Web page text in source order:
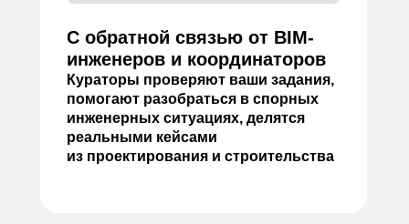
С обратной связью от BIM-
инженеров и координаторов
Кураторы проверяют ваши задания,
помогают разобраться в спорных
инженерных ситуациях, делятся
реальными кейсами
из проектирования и строительства